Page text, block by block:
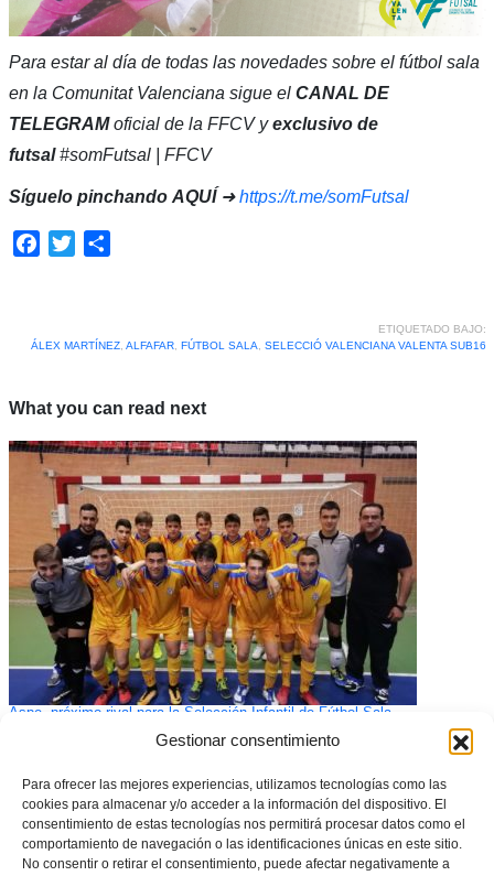
Gestionar consentimiento
Para ofrecer las mejores experiencias, utilizamos tecnologías como las
cookies para almacenar y/o acceder a la información del dispositivo. El
consentimiento de estas tecnologías nos permitirá procesar datos como el
comportamiento de navegación o las identificaciones únicas en este sitio.
No consentir o retirar el consentimiento, puede afectar negativamente a
Para estar al día de todas las novedades sobre el fútbol sala
en la Comunitat Valenciana sigue el CANAL DE
TELEGRAMoficial de la FFCV yexclusivo de
futsal#somFutsal | FFCV
Síguelo pinchando AQUÍ➜https://t.me/somFutsal
Facebook
Twitter
ETIQUETADO BAJO:
ÁLEX MARTÍNEZ, ALFAFAR, FÚTBOL SALA SELECCIÓ VALENCIANA VALENTA SUB16
What you can read next
Aspe, próximo rival para la Selección Infantil de Fútbol Sala